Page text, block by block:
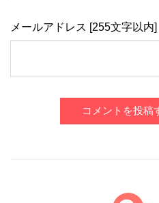
メールアドレス [255文字以内]
コメントを投稿